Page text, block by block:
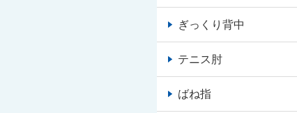
ぎっくり背中
テニス肘
ばね指